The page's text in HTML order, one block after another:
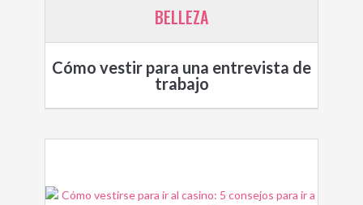
BELLEZA
Cómo vestir para una entrevista de
trabajo